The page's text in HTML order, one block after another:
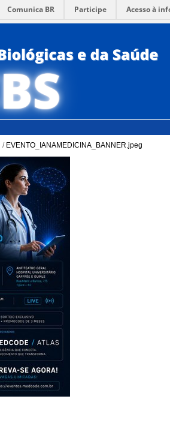
Comunica BR Participe Acesso à
/ EVENTO_IANAMEDICINA_BANNER.jpeg